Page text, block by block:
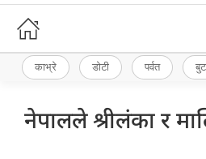
काभ्रे डोटी पर्वत
नेपालले श्रीलंका र